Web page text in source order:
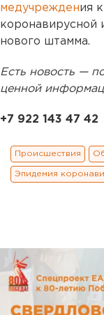
медучреждения
коронавирусной
нового штамма.
Есть новость —
ценной
+7 922 143 47 42
Происшествия
Эпидемия